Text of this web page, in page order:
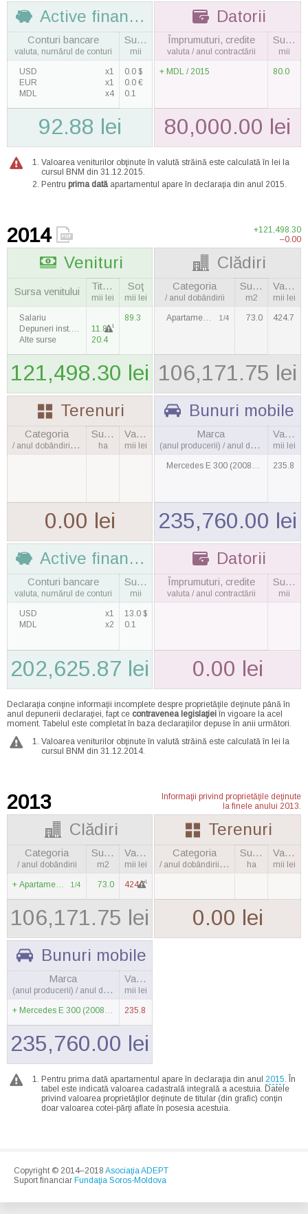
Active financiare
Conturi bancare
valuta, numărul de conturi
Suma
mii
USD
x1
EUR
x1
MDL
x4
0.0 $
0.0 €
0.1
92.88 lei
Datorii
Împrumuturi, credite
valuta / anul contractării
Suma
mii
MDL / 2015 80.0
80,000.00 lei
Valoarea veniturilor obţinute în valută străină este calculată în lei la
cursul BNM din 31.12.2015.
Pentru prima datăapartamentul apare în declaraţia din anul 2015.
2014
+121,498.30
–0.00
Venituri
Sursa venitului Titulara
mii lei
Soţ
mii lei
Salariu
Depuneri inst. financiare
Alte surse
11.8 1
20.4
89.3
121,498.30 lei
Clădiri
Categoria
/ anul dobândirii
Suprafaţa
m2
Valoarea
mii lei
Apartament / 2000 1/4 73.0 424.7
106,171.75 lei
Terenuri
Categoria
/ anul dobândirii, cantitatea
Suprafaţa
ha
Valoarea
mii lei
0.00 lei
Bunuri mobile
Marca
(anul producerii) / anul dobândirii
Valoarea
mii lei
Mercedes E 300 (2008) / 2013 235.8
235,760.00 lei
Active financiare
Conturi bancare
valuta, numărul de conturi
Suma
mii
USD
x1
MDL
x2
13.0 $
0.1
202,625.87 lei
Datorii
Împrumuturi, credite
valuta / anul contractării
Suma
mii
0.00 lei
Declaraţia conţine informaţii incomplete despre proprietăţile deţinute până în
anul depunerii declaraţiei, fapt ce contravenea legislaţieiîn vigoare la acel
moment. Tabelul este completat în baza declaraţiilor depuse în anii următori.
Valoarea veniturilor obţinute în valută străină este calculată în lei la
cursul BNM din 31.12.2014.
2013
Informaţii privind proprietăţile deţinute
la finele anului 2013.
Clădiri
Categoria
/ anul dobândirii
Suprafaţa
m2
Valoarea
mii lei
Apartament / 2000 1/4 73.0 424.71
106,171.75 lei
Terenuri
Categoria
/ anul dobândirii, cantitatea
Suprafaţa
ha
Valoarea
mii lei
0.00 lei
Bunuri mobile
Marca
(anul producerii) / anul dobândirii
Valoarea
mii lei
Mercedes E 300 (2008) / 2013 235.8
235,760.00 lei
Pentru prima dată apartamentul apare în declaraţia din anul 2015. În
tabel este indicată valoarea cadastrală integrală a acestuia. Datele
privind valoarea proprietăţilor deţinute de titular (din grafic) conţin
doar valoarea cotei-părţi aflate în posesia acestuia.
Copyright © 2014–2018 Asociaţia ADEPT
Suport financiar Fundaţia Soros-Moldova